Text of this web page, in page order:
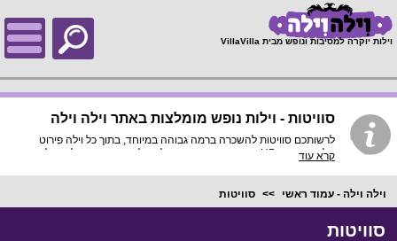
וילות יוקרה למסיבות ונופש מבית VillaVilla
סוויטות - וילות נופש מומלצות באתר וילה וילה
לרשותכם סוויטות להשכרה ברמה גבוהה במיוחד, בתוך כל וילה פירוט
מלא, תמונות HD והכי חשוב התאמה מלאה לסמארטפונים ולטאבלטים,
קרא עוד
וילה וילה - עמוד ראשי סוויטות
סוויטות